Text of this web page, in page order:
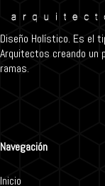
Diseño Holístico. Es el
Arquitectos creando un
ramas.
Navegación
Inicio